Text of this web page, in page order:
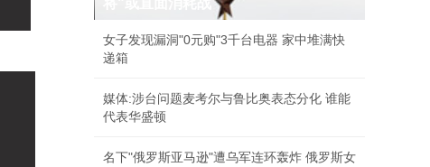
女子发现漏洞"0元购"3千台电器 家中堆满快
递箱
媒体:涉台问题麦考尔与鲁比奥表态分化 谁能
代表华盛顿
名下"俄罗斯亚马逊"遭乌军连环轰炸 俄罗斯女